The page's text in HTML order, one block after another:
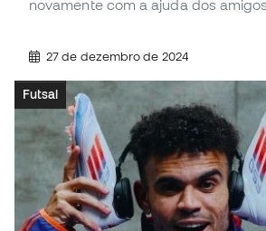
novamente com a ajuda dos
27 de dezembro de 2024
Futsal